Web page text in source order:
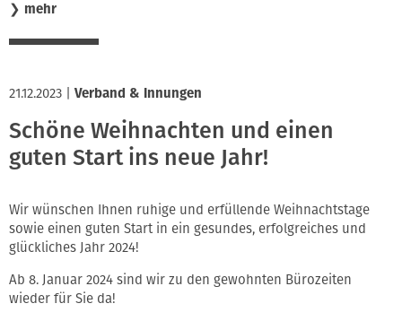
❯ mehr
21.12.2023 Verband & Innungen
Schöne Weihnachten und einen
guten Start ins neue Jahr!
Wir wünschen Ihnen ruhige und erfüllende Weihnachtstage
sowie einen guten Start in ein gesundes, erfolgreiches und
glückliches Jahr 2024!
Ab 8. Januar 2024 sind wir zu den gewohnten Bürozeiten
wieder für Sie da!